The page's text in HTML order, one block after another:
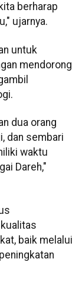
berharap
ujarnya.
untuk
mendorong
dua orang
dan sembari
waktu
Dareh,"
baik melalui